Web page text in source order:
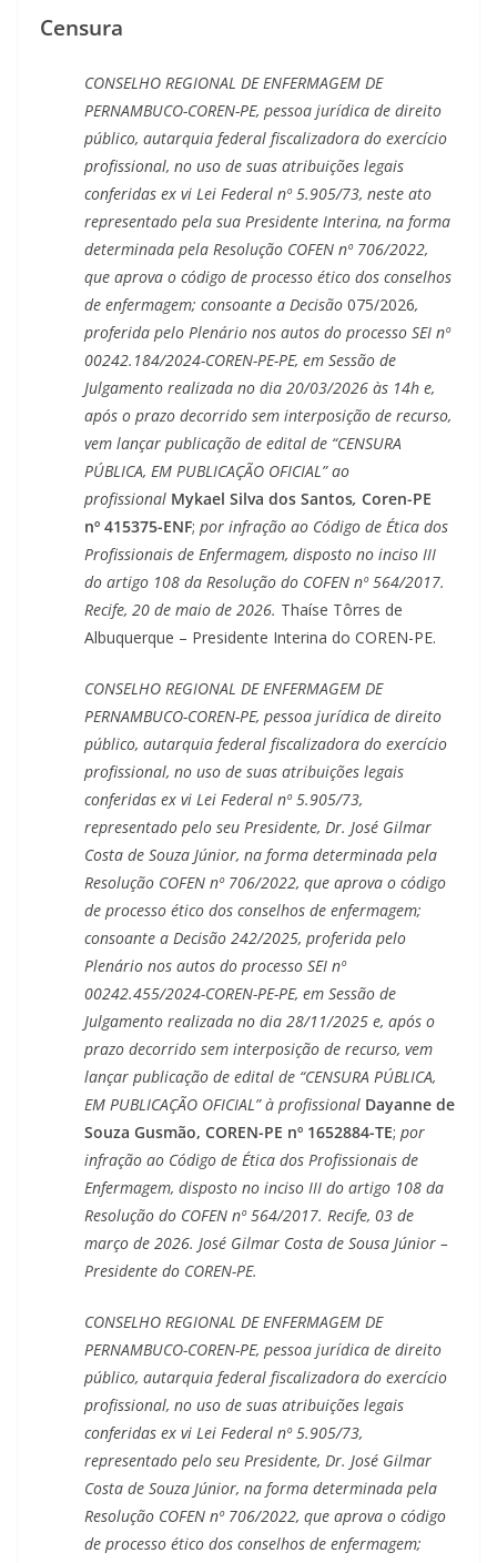
Censura
CONSELHO REGIONAL DE ENFERMAGEM DE
PERNAMBUCO-COREN-PE, pessoa jurídica de direito
público, autarquia federal fiscalizadora do exercício
profissional, no uso de suas atribuições legais
conferidas ex vi Lei Federal nº 5.905/73, neste ato
representado pela sua Presidente Interina, na forma
determinada pela Resolução COFEN nº 706/2022,
que aprova o código de processo ético dos conselhos
de enfermagem; consoante a Decisão 075/2026,
proferida pelo Plenário nos autos do processo SEI nº
00242.184/2024-COREN-PE-PE, em Sessão de
Julgamento realizada no dia 20/03/2026 às 14h e,
após o prazo decorrido sem interposição de recurso,
vem lançar publicação de edital de “CENSURA
PÚBLICA, EM PUBLICAÇÃO OFICIAL” ao
profissional Mykael Silva dos Santos, Coren-PE
nº 415375-ENF; por infração ao Código de Ética dos
Profissionais de Enfermagem, disposto no inciso III
do artigo 108 da Resolução do COFEN nº 564/2017.
Recife, 20 de maio de 2026. Thaíse Tôrres de
Albuquerque – Presidente Interina do COREN-PE.
CONSELHO REGIONAL DE ENFERMAGEM DE
PERNAMBUCO-COREN-PE, pessoa jurídica de direito
público, autarquia federal fiscalizadora do exercício
profissional, no uso de suas atribuições legais
conferidas ex vi Lei Federal nº 5.905/73,
representado pelo seu Presidente, Dr. José Gilmar
Costa de Souza Júnior, na forma determinada pela
Resolução COFEN nº 706/2022, que aprova o código
de processo ético dos conselhos de enfermagem;
consoante a Decisão 242/2025, proferida pelo
Plenário nos autos do processo SEI nº
00242.455/2024-COREN-PE-PE, em Sessão de
Julgamento realizada no dia 28/11/2025 e, após o
prazo decorrido sem interposição de recurso, vem
lançar publicação de edital de “CENSURA PÚBLICA,
EM PUBLICAÇÃO OFICIAL” à profissional Dayanne de
Souza Gusmão, COREN-PE nº 1652884-TE; por
infração ao Código de Ética dos Profissionais de
Enfermagem, disposto no inciso III do artigo 108 da
Resolução do COFEN nº 564/2017. Recife, 03 de
março de 2026. José Gilmar Costa de Sousa Júnior –
Presidente do COREN-PE.
CONSELHO REGIONAL DE ENFERMAGEM DE
PERNAMBUCO-COREN-PE, pessoa jurídica de direito
público, autarquia federal fiscalizadora do exercício
profissional, no uso de suas atribuições legais
conferidas ex vi Lei Federal nº 5.905/73,
representado pelo seu Presidente, Dr. José Gilmar
Costa de Souza Júnior, na forma determinada pela
Resolução COFEN nº 706/2022, que aprova o código
de processo ético dos conselhos de enfermagem;